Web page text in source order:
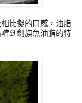
比擬的口感，油脂
到劍旗魚油脂的特